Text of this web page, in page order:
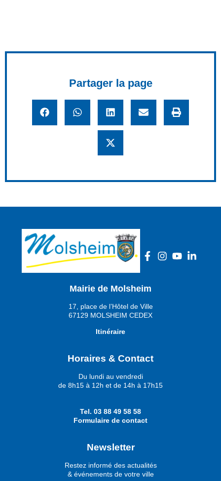
Partager la page
Mairie de Molsheim
17, place de l’Hôtel de Ville
67129 MOLSHEIM CEDEX
Itinéraire
Horaires & Contact
Du lundi au vendredi
de 8h15 à 12h et de 14h à 17h15
Tel. 03 88 49 58 58
Formulaire de contact
Newsletter
Restez informé des actualités
& événements de votre ville